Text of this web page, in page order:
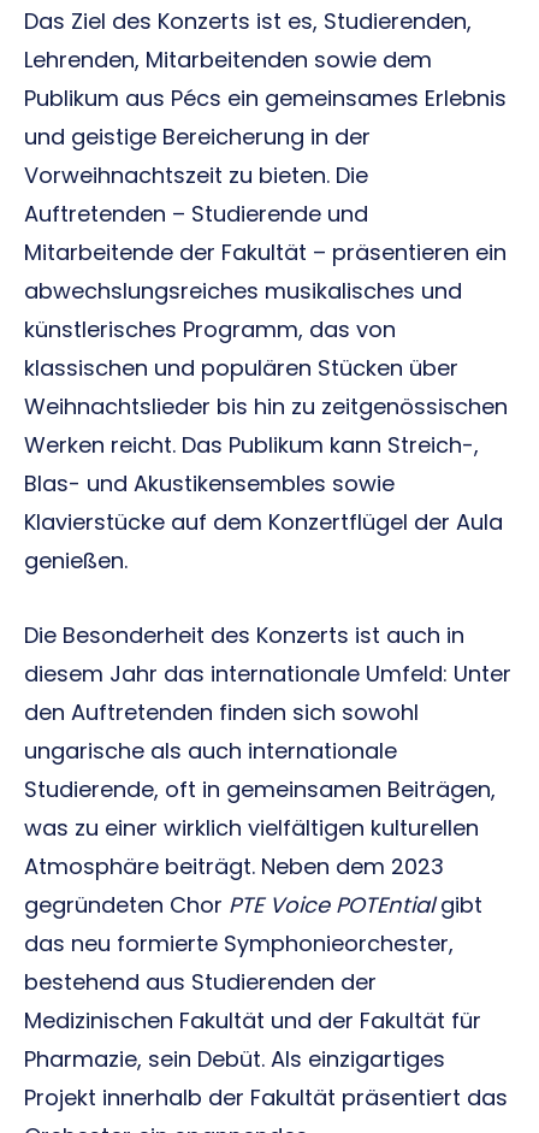
Das Ziel des Konzerts ist es, Studierenden,
Lehrenden, Mitarbeitenden sowie dem
Publikum aus Pécs ein gemeinsames Erlebnis
und geistige Bereicherung in der
Vorweihnachtszeit zu bieten. Die
Auftretenden – Studierende und
Mitarbeitende der Fakultät – präsentieren ein
abwechslungsreiches musikalisches und
künstlerisches Programm, das von
klassischen und populären Stücken über
Weihnachtslieder bis hin zu zeitgenössischen
Werken reicht. Das Publikum kann Streich-,
Blas- und Akustikensembles sowie
Klavierstücke auf dem Konzertflügel der Aula
genießen.
Die Besonderheit des Konzerts ist auch in
diesem Jahr das internationale Umfeld: Unter
den Auftretenden finden sich sowohl
ungarische als auch internationale
Studierende, oft in gemeinsamen Beiträgen,
was zu einer wirklich vielfältigen kulturellen
Atmosphäre beiträgt. Neben dem 2023
gegründeten Chor PTE Voice POTEntialgibt
das neu formierte Symphonieorchester,
bestehend aus Studierenden der
Medizinischen Fakultät und der Fakultät für
Pharmazie, sein Debüt. Als einzigartiges
Projekt innerhalb der Fakultät präsentiert das